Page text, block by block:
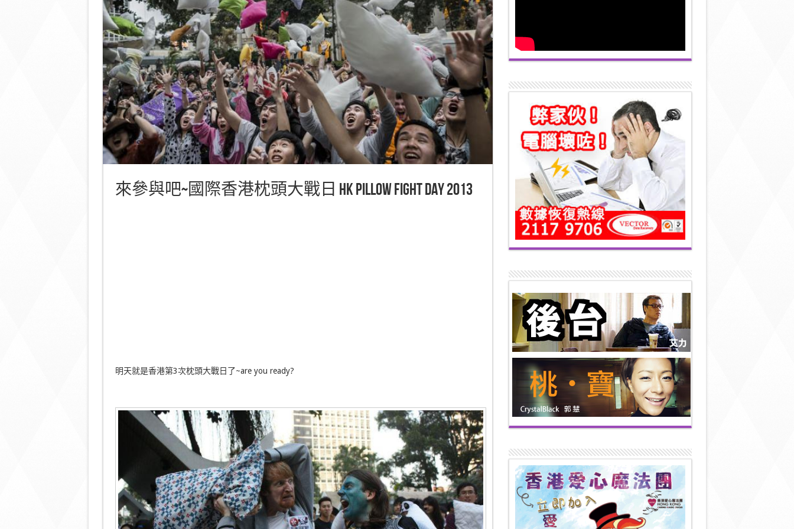
來參與吧~國際香港枕頭大戰日 HK Pillow Fight Day 2013
明天就是香港第3次枕頭大戰日了~are you ready?